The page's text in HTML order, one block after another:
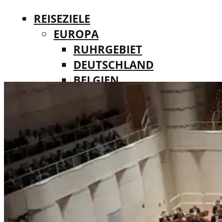
REISEZIELE
EUROPA
RUHRGEBIET
DEUTSCHLAND
BELGIEN
FINNLAND
FRANKREICH
IRLAND
ITALIEN
LUXEMBURG
MALTA
NIEDERLANDE
ÖSTERREICH
REISEZIELE
RUHRGEBIET
DEUTSCHLAND
BELGIEN
DÄNEMARK
FINNLAND
FRANKREICH
IRLAND